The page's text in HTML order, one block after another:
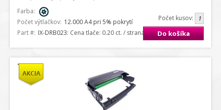
Počet kusov:
Do košíka
Farba:
Počet výtlačkov: 12.000 A4 pri 5% pokrytí
Part #: IX-DRB023: Cena tlače: 0.20 ct. / strana A4